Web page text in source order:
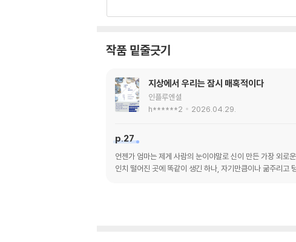
작품 밑줄긋기
지상에서 우리는 잠시 매혹적이다
인플루엔셜
h******2
2026.04.29.
p.27
언젠가 엄마는 제게 사람의 눈이야말로 신이 만든 가장 외로
인치 떨어진 곳에 똑같이 생긴 하나, 자기만큼이나 굶주리